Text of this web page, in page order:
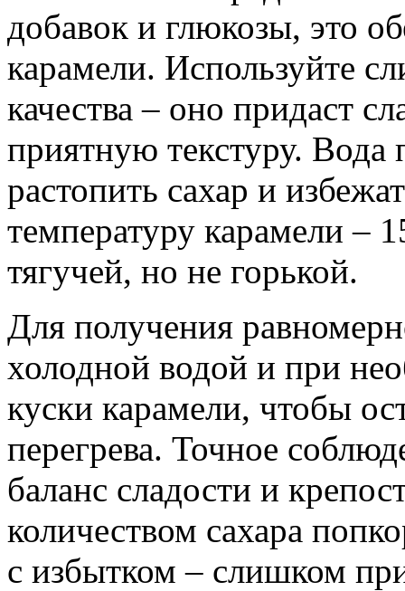
добавок и глюкозы, это
карамели. Используйте
качества – оно придаст
приятную текстуру. Вода
растопить сахар и
температуру карамели –
тягучей, но не горькой.
Для получения
холодной водой и при
куски карамели, чтобы
перегрева. Точное
баланс сладости и
количеством сахара
с избытком – слишком